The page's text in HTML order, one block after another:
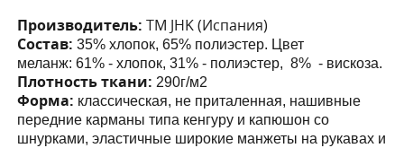
Производитель:ТМ JHK (Испания)
Состав: 35% хлопок, 65% полиэстер. Цвет
меланж:61% - хлопок, 31% - полиэстер, 8% - вискоза.
Плотность ткани: 290г/м2
Форма: классическая, не приталенная, нашивные
передние карманытипа кенгуру и капюшон со
шнурками, эластичные широкие манжеты на рукавах и